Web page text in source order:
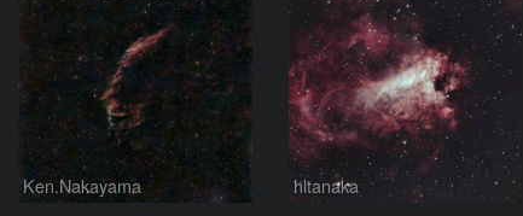
Ken.Nakayama hltanaka